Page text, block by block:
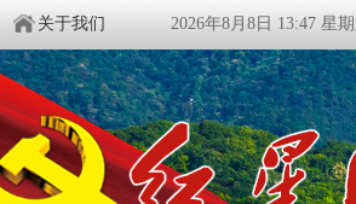
关于我们 2026年8月8日 13:47 星